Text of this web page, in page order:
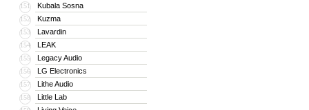
151 Kubala Sosna
152 Kuzma
153 Lavardin
154 LEAK
155 Legacy Audio
156 LG Electronics
157 Lithe Audio
158 Little Lab